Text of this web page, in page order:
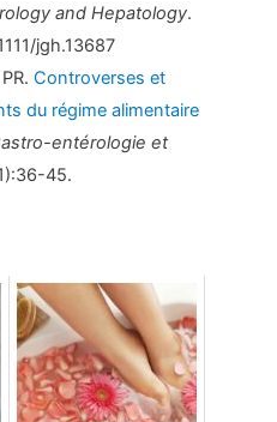
and Hepatology.
jgh.13687
PR.Controverses et
du régime alimentaire
entérologie et
45.